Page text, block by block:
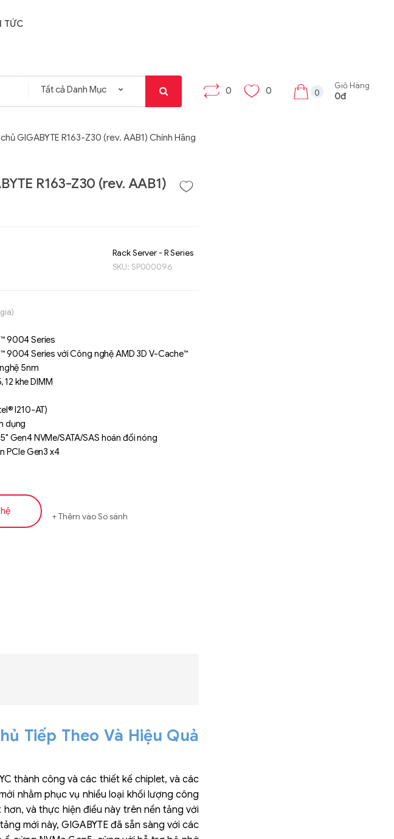
TỨC
0 0 0
Giỏ Hàng
0đ
GIGABYTE R163-Z30 (rev. AAB1) Chính Hãng
R163-Z30 (rev. AAB1)
Rack Server - R Series
SKU: SP000096
9004 Series
9004 Series với Công nghệ AMD 3D V-Cache™
5nm
12 khe DIMM
I210-AT)
dụng
Gen4 NVMe/SATA/SAS hoán đổi nóng
PCIe Gen3 x4
1+1 800W 80 PLUS Platinum
Thêm vào So sánh
Tiếp Theo Và Hiệu Quả
thành công và các thiết kế chiplet, và các
nhằm phục vụ nhiều loại khối lượng công
và thực hiện điều này trên nền tảng với
mới này, GIGABYTE đã sẵn sàng với các